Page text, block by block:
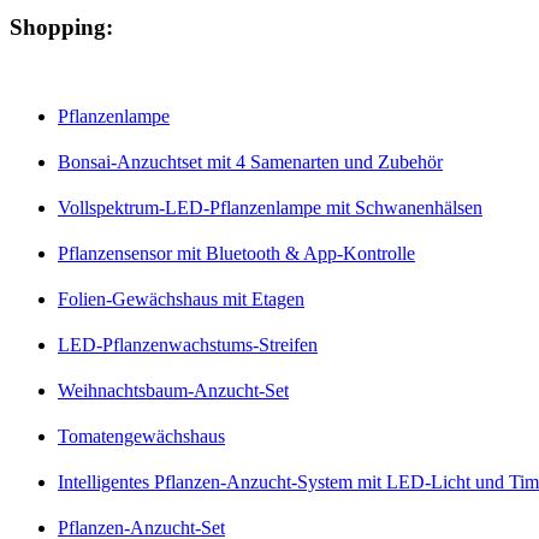
Shopping:
Pflanzenlampe
Bonsai-Anzuchtset mit 4 Samenarten und Zubehör
Vollspektrum-LED-Pflanzenlampe mit Schwanenhälsen
Pflanzensensor mit Bluetooth & App-Kontrolle
Folien-Gewächshaus mit Etagen
LED-Pflanzenwachstums-Streifen
Weihnachtsbaum-Anzucht-Set
Tomatengewächshaus
Intelligentes Pflanzen-Anzucht-System mit LED-Licht und
Pflanzen-Anzucht-Set